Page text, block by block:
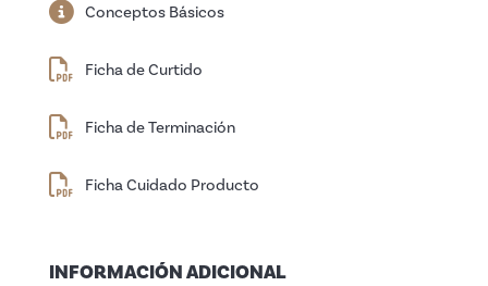
Conceptos Básicos
Ficha de Curtido
Ficha de Terminación
Ficha Cuidado Producto
INFORMACIÓN ADICIONAL